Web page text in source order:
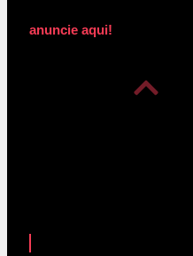
anuncie aqui!